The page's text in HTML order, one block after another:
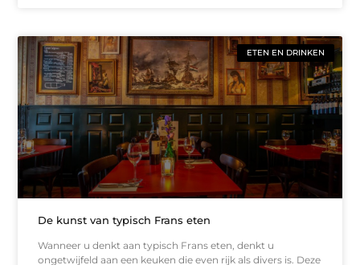
ETEN EN DRINKEN
De kunst van typisch Frans eten
Wanneer u denkt aan typisch Frans eten, denkt u
ongetwijfeld aan een keuken die even rijk als divers is. Deze